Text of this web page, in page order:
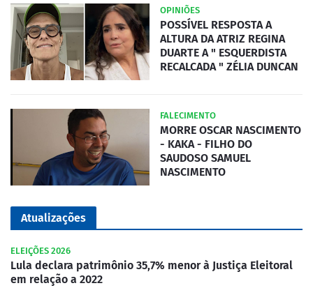
OPINIÕES
POSSÍVEL RESPOSTA A
ALTURA DA ATRIZ REGINA
DUARTE A " ESQUERDISTA
RECALCADA " ZÉLIA DUNCAN
FALECIMENTO
MORRE OSCAR NASCIMENTO
- KAKA - FILHO DO
SAUDOSO SAMUEL
NASCIMENTO
Atualizações
ELEIÇÕES 2026
Lula declara patrimônio 35,7% menor à Justiça Eleitoral
em relação a 2022